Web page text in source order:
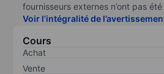
fournisseurs externes n’ont pas
Voir l’intégralité de
Cours
Achat
Vente